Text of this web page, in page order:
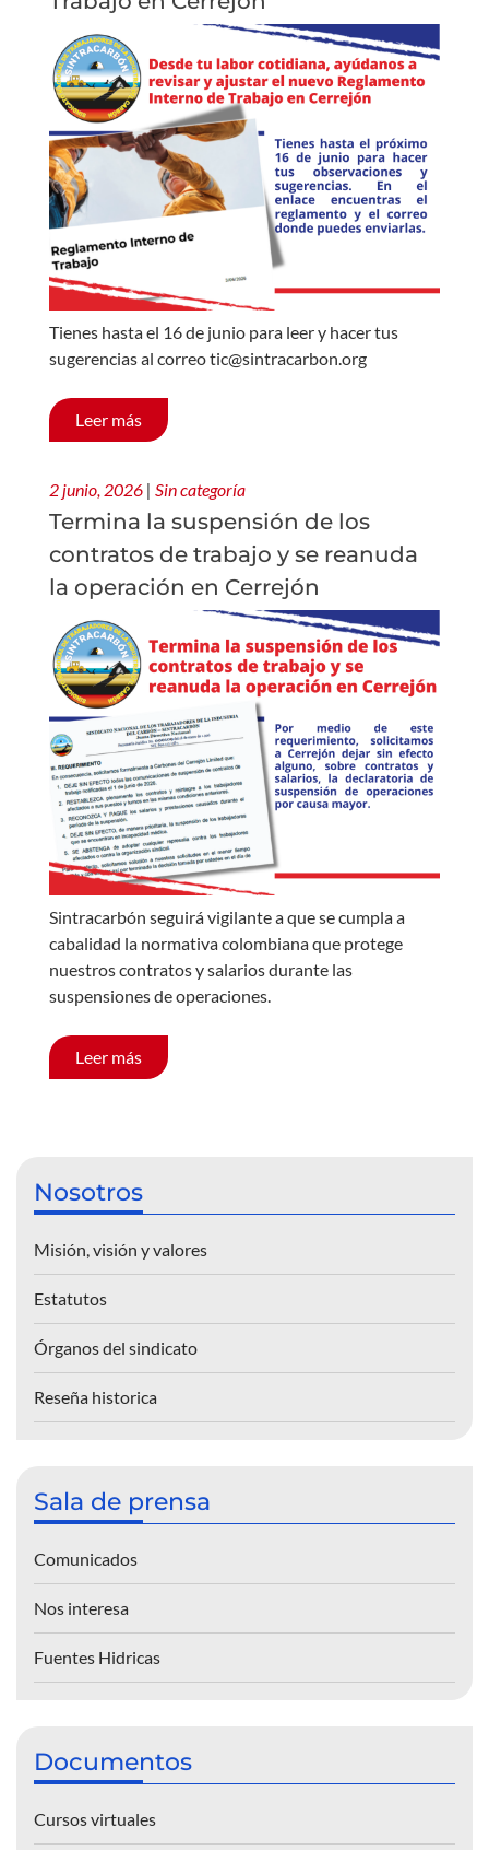
Tienes hasta el 16 de junio para leer y hacer tus
sugerencias al correo tic@sintracarbon.org
Leer más
2 junio, 2026 | Sin categoría
Termina la suspensión de los
contratos de trabajo y se reanuda
la operación en Cerrejón
Sintracarbón seguirá vigilante a que se cumpla a
cabalidad la normativa colombiana que protege
nuestros contratos y salarios durante las
suspensiones de operaciones.
Leer más
Nosotros
Misión, visión y valores
Estatutos
Órganos del sindicato
Reseña historica
Sala de prensa
Comunicados
Nos interesa
Fuentes Hidricas
Documentos
Cursos virtuales